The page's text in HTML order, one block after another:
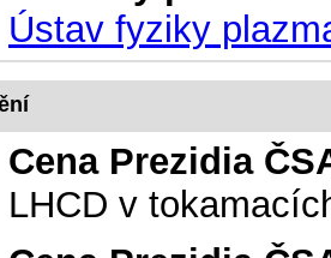
Ústav fyziky
Cena Prezidia
LHCD v